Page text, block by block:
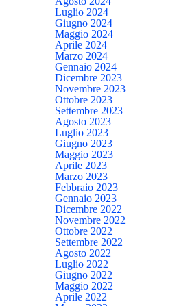
Luglio 2024
Giugno 2024
Maggio 2024
Aprile 2024
Marzo 2024
Gennaio 2024
Dicembre 2023
Novembre 2023
Ottobre 2023
Settembre 2023
Agosto 2023
Luglio 2023
Giugno 2023
Maggio 2023
Aprile 2023
Marzo 2023
Febbraio 2023
Gennaio 2023
Dicembre 2022
Novembre 2022
Ottobre 2022
Settembre 2022
Agosto 2022
Luglio 2022
Giugno 2022
Maggio 2022
Aprile 2022